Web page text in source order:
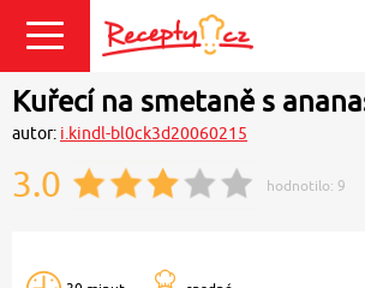
Kuřecí na smetaně s
autor: i.kindl-bl0ck3d20060215
3.0 hodnotilo: 9